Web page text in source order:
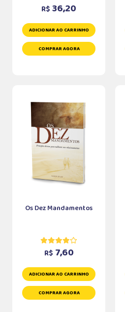
R$ 36,20
ADICIONAR AO CARRINHO
COMPRAR AGORA
Os Dez Mandamentos
R$ 7,60
ADICIONAR AO CARRINHO
COMPRAR AGORA